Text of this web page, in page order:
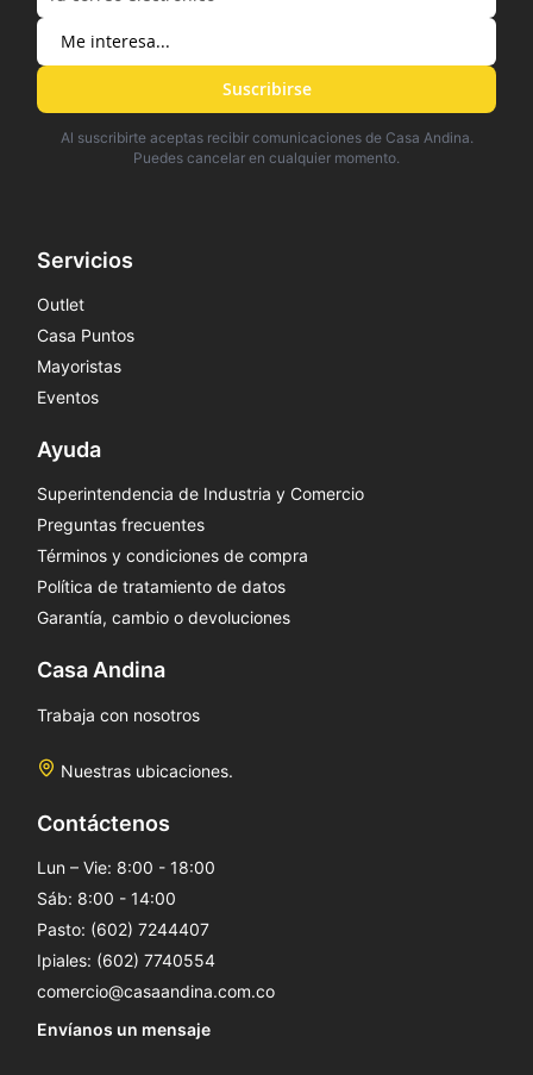
Suscribirse
Al suscribirte aceptas recibir comunicaciones de Casa Andina.
Puedes cancelar en cualquier momento.
Servicios
Outlet
Casa Puntos
Mayoristas
Eventos
Ayuda
Superintendencia de Industria y Comercio
Preguntas frecuentes
Términos y condiciones de compra
Política de tratamiento de datos
Garantía, cambio o devoluciones
Casa Andina
Trabaja con nosotros
Nuestras ubicaciones.
Contáctenos
Lun – Vie: 8:00 - 18:00
Sáb: 8:00 - 14:00
Pasto: (602) 7244407
Ipiales: (602) 7740554
comercio@casaandina.com.co
Envíanos un mensaje